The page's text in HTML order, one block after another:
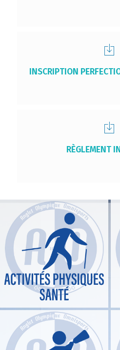
INSCRIPTION
RÈGLEMENT